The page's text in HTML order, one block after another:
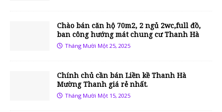
Chào bán căn hộ 70m2, 2 ngủ 2wc,full đồ,
ban công hướng mát chung cư Thanh Hà
Tháng Mười Một 25, 2025
Chính chủ cần bán Liền kề Thanh Hà
Mường Thanh giá rẻ nhất.
Tháng Mười Một 15, 2025